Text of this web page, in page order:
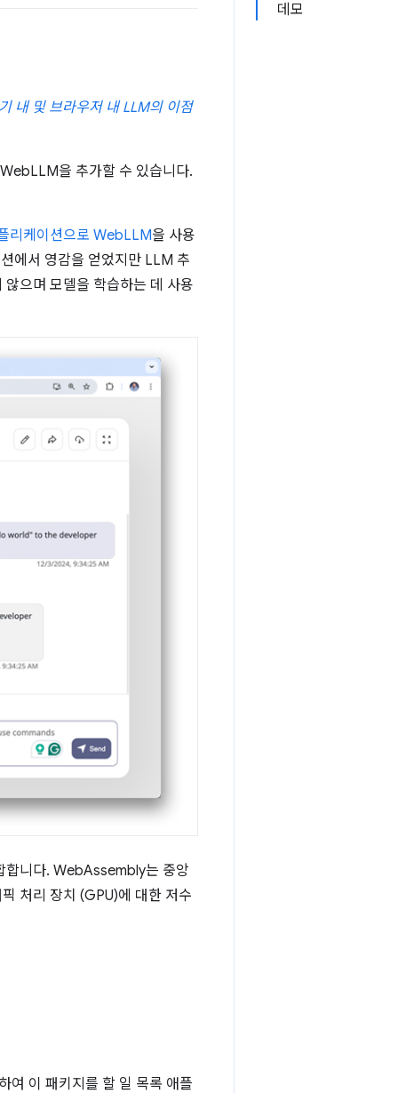
데모
내 및 브라우저 내 LLM의 이점
을 추가할 수 있습니다.
리케이션으로 WebLLM을 사용
에서 영감을 얻었지만 LLM 추
으며 모델을 학습하는 데 사용
합니다. WebAssembly는 중앙
처리 장치 (GPU)에 대한 저수
여 이 패키지를 할 일 목록 애플